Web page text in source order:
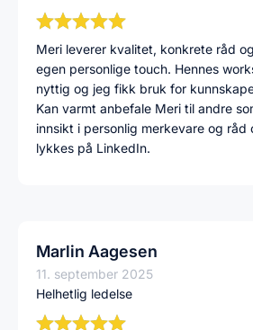
Meri leverer kvalitet, konkrete råd
egen personlige touch. Hennes
nyttig og jeg fikk bruk for
Kan varmt anbefale Meri til andre
innsikt i personlig merkevare og råd
lykkes på LinkedIn.
Marlin Aagesen
11. september 2025
Helhetlig ledelse